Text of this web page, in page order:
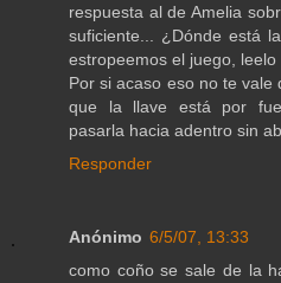
respuesta al de Amelia
suficiente... ¿Dónde está
estropeemos el juego, leelo
Por si acaso eso no te
que la llave está por
pasarla hacia adentro sin
Responder
Anónimo 6/5/07, 13:33
como coño se sale de la